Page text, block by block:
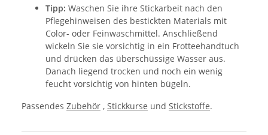
Tipp: Waschen Sie ihre Stickarbeit nach den
Pflegehinweisen des bestickten Materials mit
Color- oder Feinwaschmittel. Anschließend
wickeln Sie sie vorsichtig in ein Frotteehandtuch
und drücken das überschüssige Wasser aus.
Danach liegend trocken und noch ein wenig
feucht vorsichtig von hinten bügeln.
Passendes Zubehör , Stickkurse und Stickstoffe.